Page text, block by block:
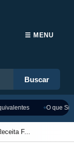
Buscar
☰ MENU
O que
F...